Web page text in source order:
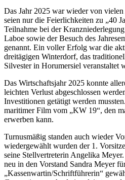
Das Jahr 2025 war wieder von
seien nur die Feierlichkeiten zu „40
Teilnahme bei der
Laboe sowie der Besuch des
genannt. Ein voller Erfolg war die
dreitägigen Winterdorf, das
Silvester in Horumersiel veranstaltet
Das Wirtschaftsjahr 2025 konnte
leichten Verlust abgeschlossen
Investitionen getätigt werden
maritimer Film vom „KW 19“, den
erwerben kann.
Turnusmäßig standen auch wieder
wiedergewählt wurden der 1.
seine Stellvertreterin Angelika
neu in den Vorstand Sandra Meyer
„Kassenwartin/Schriftführerin“